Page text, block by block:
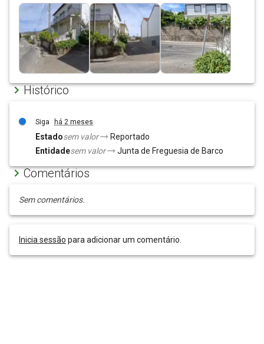
Histórico
Siga há 2 meses
Estadosem valor
Reportado
Entidadesem valor Junta de Freguesia de Barco
Comentários
Sem comentários.
Inicia sessão para adicionar um comentário.